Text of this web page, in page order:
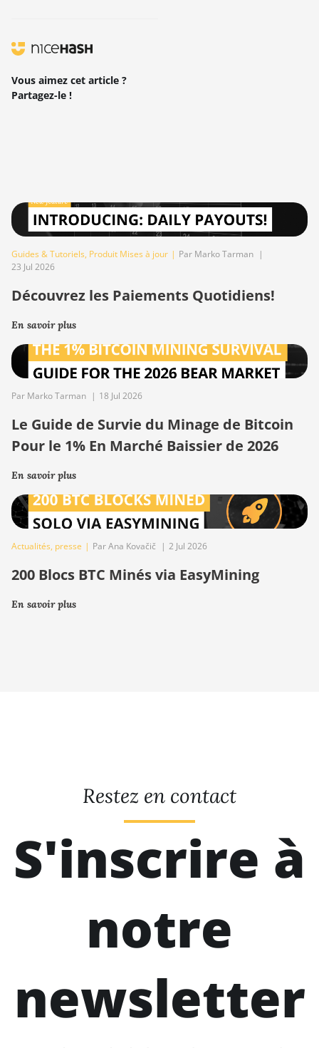
Vous aimez cet article ?
Partagez-le !
Guides & Tutoriels, Produit Mises à jour | Par Marko Tarman |
23 Jul 2026
Découvrez les Paiements Quotidiens!
En savoir plus
Par Marko Tarman | 18 Jul 2026
Le Guide de Survie du Minage de Bitcoin
Pour le 1% En Marché Baissier de 2026
En savoir plus
Actualités, presse | Par Ana Kovačič | 2 Jul 2026
200 Blocs BTC Minés via EasyMining
En savoir plus
Restez en contact
S'inscrire à
notre
newsletter